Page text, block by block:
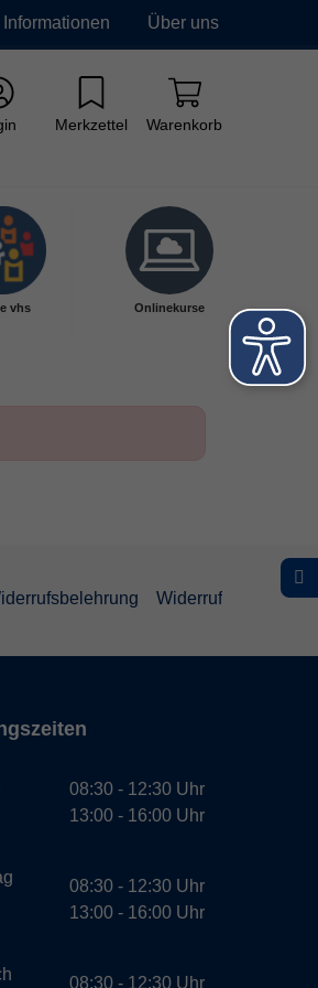
Informationen Über uns
Merkzettel Warenkorb
vhs Onlinekurse
Widerruf
08:30 - 12:30 Uhr
13:00 - 16:00 Uhr
08:30 - 12:30 Uhr
13:00 - 16:00 Uhr
08:30 - 12:30 Uhr